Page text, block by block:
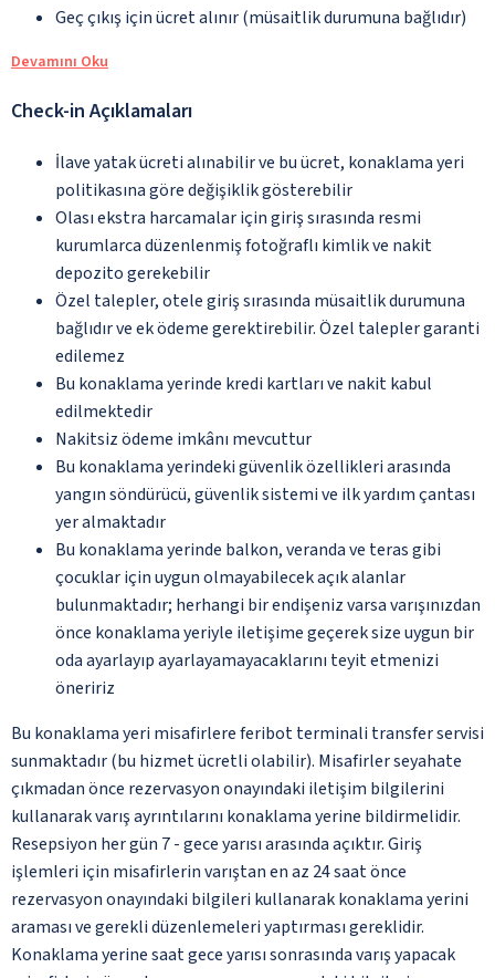
Geç çıkış için ücret alınır (müsaitlik durumuna bağlıdır)
Devamını Oku
Check-in Açıklamaları
İlave yatak ücreti alınabilir ve bu ücret, konaklama yeri
politikasına göre değişiklik gösterebilir
Olası ekstra harcamalar için giriş sırasında resmi
kurumlarca düzenlenmiş fotoğraflı kimlik ve nakit
depozito gerekebilir
Özel talepler, otele giriş sırasında müsaitlik durumuna
bağlıdır ve ek ödeme gerektirebilir. Özel talepler garanti
edilemez
Bu konaklama yerinde kredi kartları ve nakit kabul
edilmektedir
Nakitsiz ödeme imkânı mevcuttur
Bu konaklama yerindeki güvenlik özellikleri arasında
yangın söndürücü, güvenlik sistemi ve ilk yardım çantası
yer almaktadır
Bu konaklama yerinde balkon, veranda ve teras gibi
çocuklar için uygun olmayabilecek açık alanlar
bulunmaktadır; herhangi bir endişeniz varsa varışınızdan
önce konaklama yeriyle iletişime geçerek size uygun bir
oda ayarlayıp ayarlayamayacaklarını teyit etmenizi
öneririz
Bu konaklama yeri misafirlere feribot terminali transfer servisi
sunmaktadır (bu hizmet ücretli olabilir). Misafirler seyahate
çıkmadan önce rezervasyon onayındaki iletişim bilgilerini
kullanarak varış ayrıntılarını konaklama yerine bildirmelidir.
Resepsiyon her gün 7 - gece yarısı arasında açıktır. Giriş
işlemleri için misafirlerin varıştan en az 24 saat önce
rezervasyon onayındaki bilgileri kullanarak konaklama yerini
araması ve gerekli düzenlemeleri yaptırması gereklidir.
Konaklama yerine saat gece yarısı sonrasında varış yapacak